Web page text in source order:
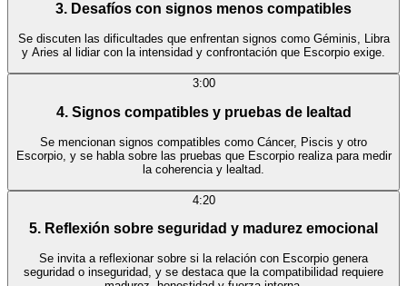
3. Desafíos con signos menos compatibles
Se discuten las dificultades que enfrentan signos como Géminis, Libra
y Aries al lidiar con la intensidad y confrontación que Escorpio exige.
3:00
4. Signos compatibles y pruebas de lealtad
Se mencionan signos compatibles como Cáncer, Piscis y otro
Escorpio, y se habla sobre las pruebas que Escorpio realiza para medir
la coherencia y lealtad.
4:20
5. Reflexión sobre seguridad y madurez emocional
Se invita a reflexionar sobre si la relación con Escorpio genera
seguridad o inseguridad, y se destaca que la compatibilidad requiere